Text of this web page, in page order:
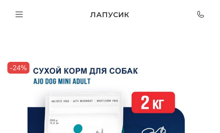
ЛАПУСИК
-24%